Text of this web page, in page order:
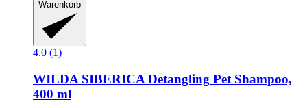
Warenkorb
4.0 (1)
WILDA SIBERICA Detangling Pet Shampoo,
400 ml